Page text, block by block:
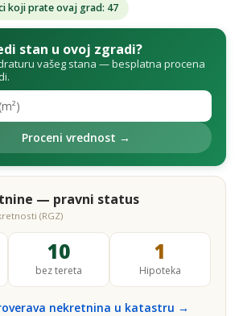
koji prate ovaj grad: 47
stan u ovoj zgradi?
vašeg stana — besplatna procena
Proceni vrednost →
— pravni status
(RGZ)
10
bez tereta
1
Hipoteka
nekretnina u katastru →